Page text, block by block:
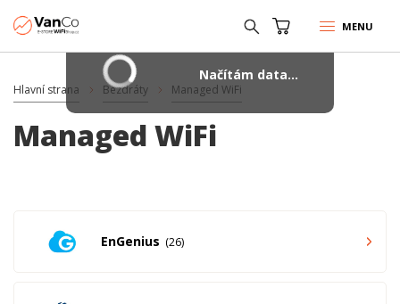
MENU
Hlavní strana Bezdráty Managed WiFi
Managed WiFi
EnGenius 26
Načítám data...